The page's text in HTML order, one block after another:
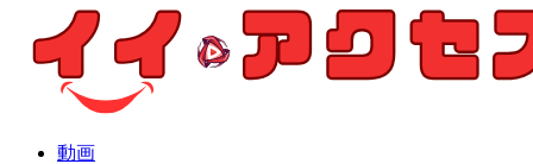
個人制作アニメを中心とした動画紹介ブログ
動画